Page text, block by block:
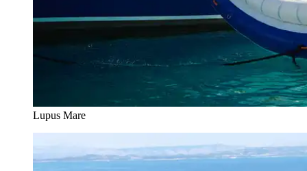
Lupus Mare